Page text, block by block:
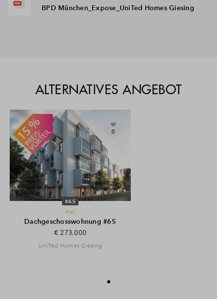
BPD München_Expose_UniTed Homes Giesing
ALTERNATIVES ANGEBOT
0
#65
Frei
Dachgeschosswohnung #65
€ 273.000
UniTed Homes Giesing